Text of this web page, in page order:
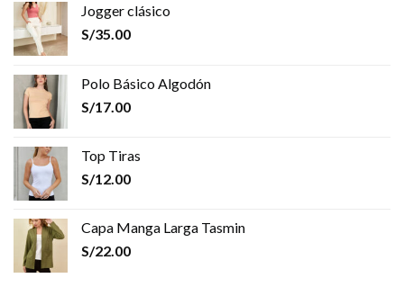
Jogger clásico
S/35.00
Polo Básico Algodón
S/17.00
Top Tiras
S/12.00
Capa Manga Larga Tasmin
S/22.00